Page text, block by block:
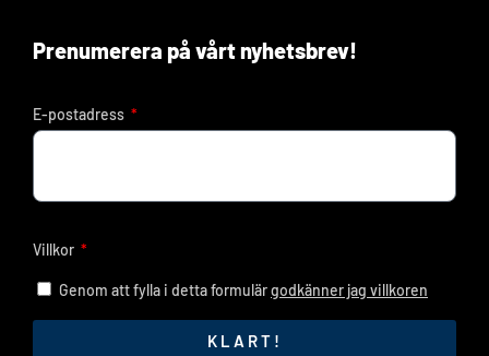
Prenumerera på vårt nyhetsbrev!
E-postadress
Villkor
Genom att fylla i detta formulärgodkänner jag villkoren
KLART!